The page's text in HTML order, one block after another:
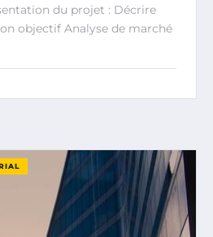
du projet : Décrire
objectif Analyse de marché